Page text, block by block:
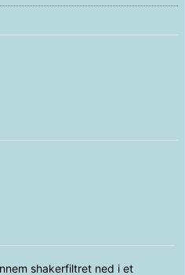
shakerfiltret ned i et